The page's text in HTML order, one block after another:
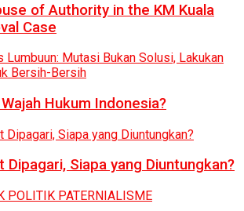
of Authority in the KM Kuala
Case
Hukum Indonesia?
Dipagari, Siapa yang Diuntungkan?